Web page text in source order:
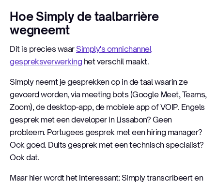
Hoe Simply de taalbarrière
wegneemt
Dit is precies waarSimply's omnichannel
gespreksverwerking het verschil maakt.
Simply neemt je gesprekken op in de taal waarin ze
gevoerd worden, via meeting bots (Google Meet, Teams,
Zoom), de desktop-app, de mobiele app of VOIP. Engels
gesprek met een developer in Lissabon? Geen
probleem. Portugees gesprek met een hiring manager?
Ook goed. Duits gesprek met een technisch specialist?
Ook dat.
Maar hier wordt het interessant: Simply transcribeert en